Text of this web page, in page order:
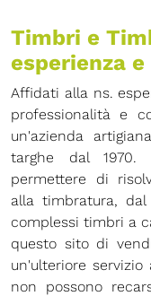
Timbri e
esperienza
Affidati alla ns.
professionalità e
un'azienda
targhe dal 1970.
permettere di
alla timbratura,
complessi timbri a
questo sito di
un'ulteriore
non possono